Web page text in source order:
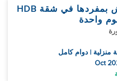
مسنّة تعيش بمفردها في شقة HDB
واحدة
منزلية | دوام كامل